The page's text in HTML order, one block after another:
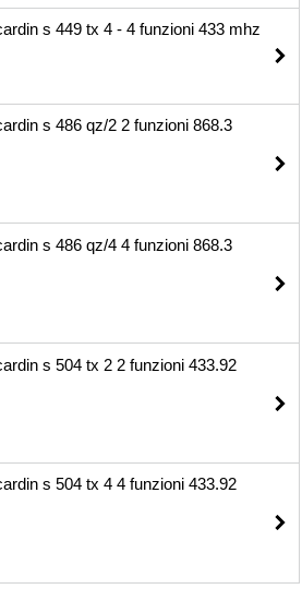
s 449 tx 4 - 4 funzioni 433 mhz
s 486 qz/2 2 funzioni 868.3
s 486 qz/4 4 funzioni 868.3
s 504 tx 2 2 funzioni 433.92
s 504 tx 4 4 funzioni 433.92